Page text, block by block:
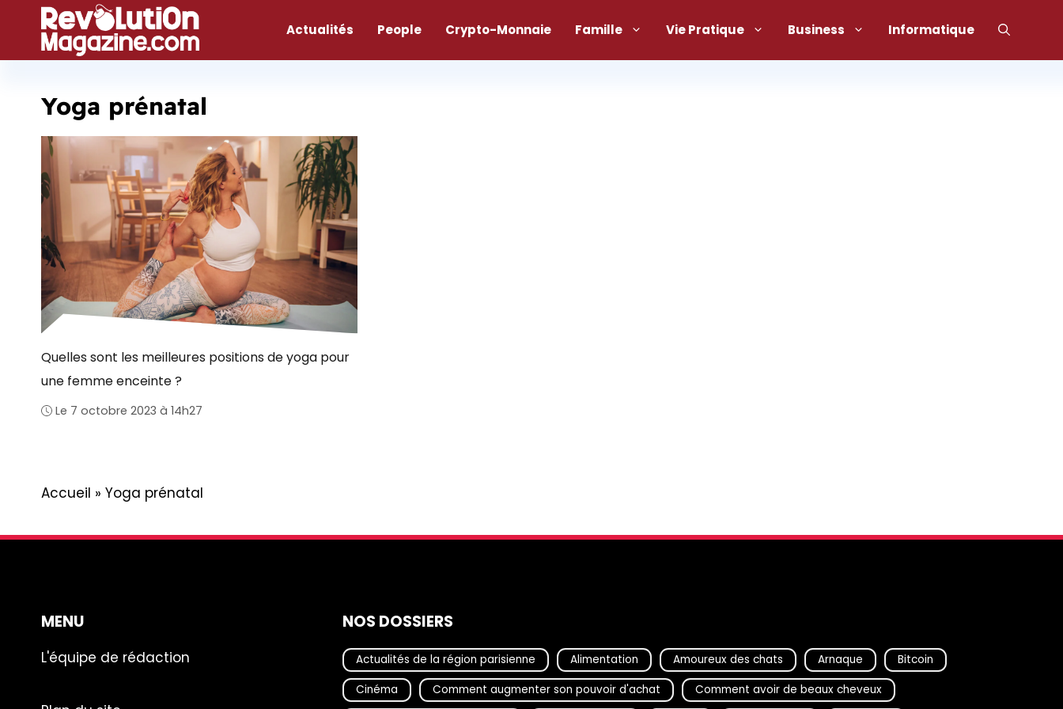
contenu
Actualités People Crypto-Monnaie Famille Vie Pratique Business Informatique
Yoga prénatal
Quelles sont les meilleures positions de yoga pour
une femme enceinte ?
Le 7 octobre 2023 à 14h27
Accueil » Yoga prénatal
MENU
L'équipe de rédaction
NOS DOSSIERS
Actualités de la région parisienne Alimentation Amoureux des chats Arnaque
Bitcoin
Cinéma
Comment augmenter son pouvoir d'achat Comment avoir de beaux cheveux